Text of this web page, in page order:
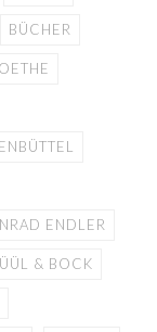
BÜCHER
ENDLER
& BOCK